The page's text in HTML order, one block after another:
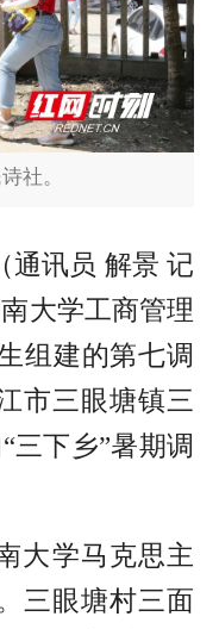
社。
通讯员 解景 记
大学工商管理
组建的第七调
市三眼塘镇三
三下乡”暑期调
大学马克思主
三眼塘村三面